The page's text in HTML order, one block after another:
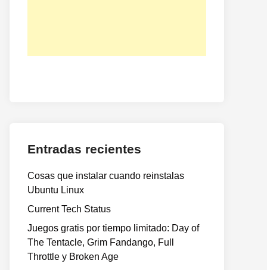
Entradas recientes
Cosas que instalar cuando reinstalas
Ubuntu Linux
Current Tech Status
Juegos gratis por tiempo limitado: Day of
The Tentacle, Grim Fandango, Full
Throttle y Broken Age